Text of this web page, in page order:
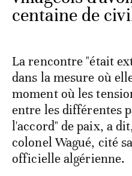
centaine de
La rencontre "était
dans la mesure où
moment où les
entre les différentes
l'accord" de paix, a
colonel Wagué, cité
officielle algérienne.